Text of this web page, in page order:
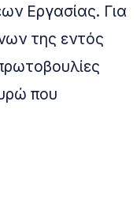
Εργασίας. Για
της εντός
που